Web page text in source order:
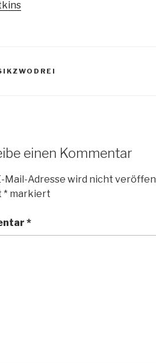
einen Kommentar
Mail-Adresse wird nicht
* markiert
*